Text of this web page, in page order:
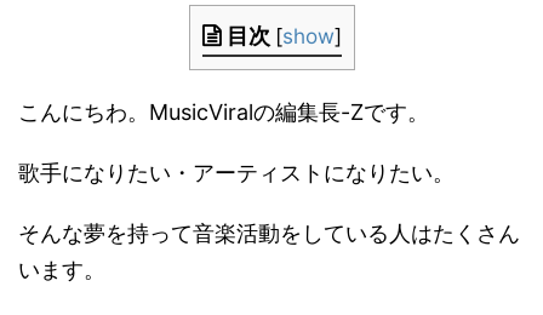
目次 [show]
こんにちわ。MusicViralの編集長-Zです。
歌手になりたい・アーティストになりたい。
そんな夢を持って音楽活動をしている人はたくさん
います。